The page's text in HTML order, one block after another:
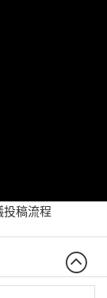
稿流程